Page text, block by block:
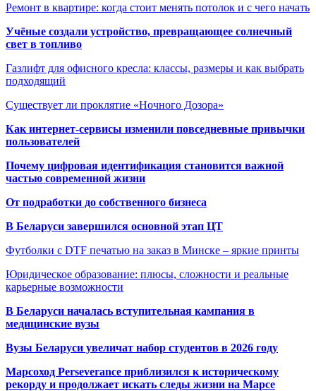
Ремонт в квартире: когда стоит менять потолок и с чего начать
Учёные создали устройство, превращающее солнечный
свет в топливо
Газлифт для офисного кресла: классы, размеры и как выбрать
подходящий
Существует ли проклятие «Ночного Дозора»
Как интернет-сервисы изменили повседневные привычки
пользователей
Почему цифровая идентификация становится важной
частью современной жизни
От подработки до собственного бизнеса
В Беларуси завершился основной этап ЦТ
Футболки с DTF печатью на заказ в Минске – яркие принты
Юридическое образование: плюсы, сложности и реальные
карьерные возможности
В Беларуси началась вступительная кампания в
медицинские вузы
Вузы Беларуси увеличат набор студентов в 2026 году
Марсоход Perseverance приблизился к историческому
рекорду и продолжает искать следы жизни на Марсе